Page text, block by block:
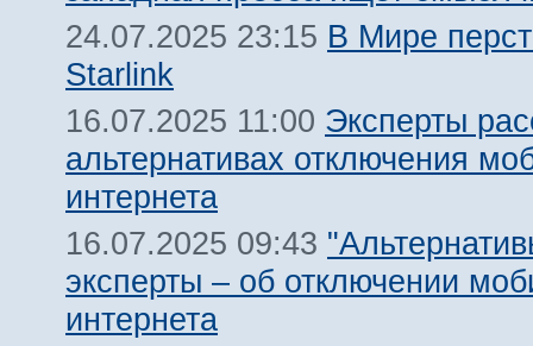
24.07.2025 23:15 В Мире
Starlink
16.07.2025 11:00 Эксперты
альтернативах отключения
интернета
16.07.2025 09:43
эксперты – об отключении
интернета